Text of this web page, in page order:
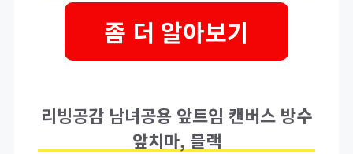
좀 더 알아보기
리빙공감 남녀공용 앞트임 캔버스 방수
앞치마, 블랙